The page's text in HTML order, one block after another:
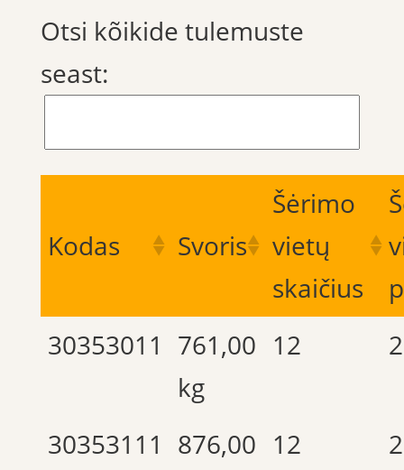
Otsi kõikide tulemuste
seast:
Kodas Svoris
Šėrimo
vietų
skaičius
30353011
761,00
kg
12
30353111
876,00 12